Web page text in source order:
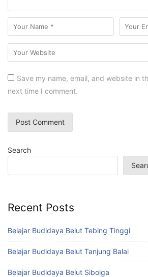
Save my name, email, and website in
next time I comment.
Search
Recent Posts
Belajar Budidaya Belut Tebing Tinggi
Belajar Budidaya Belut Tanjung Balai
Belajar Budidaya Belut Sibolga